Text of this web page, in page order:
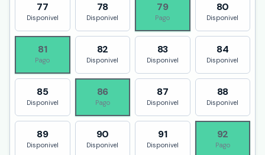
77
Disponivel
78
Disponivel
79
Pago
80
Disponivel
81
Pago
82
Disponivel
83
Disponivel
84
Disponivel
85
Disponivel
86
Pago
87
Disponivel
88
Disponivel
89
Disponivel
90
Disponivel
91
Disponivel
92
Pago